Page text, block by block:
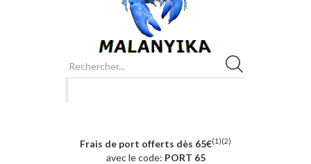
Frais de port offerts dès 65€(1)(2)
avec le code: PORT 65